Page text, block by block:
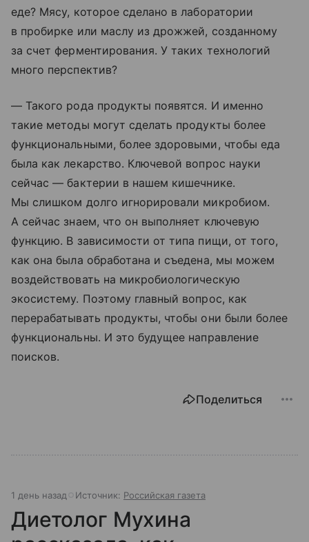
еде? Мясу, которое сделано в лаборатории
в пробирке или маслу из дрожжей, созданному
за счет ферментирования. У таких технологий
много перспектив?
— Такого рода продукты появятся. И именно
такие методы могут сделать продукты более
функциональными, более здоровыми, чтобы еда
была как лекарство. Ключевой вопрос науки
сейчас — бактерии в нашем кишечнике.
Мы слишком долго игнорировали микробиом.
А сейчас знаем, что он выполняет ключевую
функцию. В зависимости от типа пищи, от того,
как она была обработана и съедена, мы можем
воздействовать на микробиологическую
экосистему. Поэтому главный вопрос, как
перерабатывать продукты, чтобы они были более
функциональны. И это будущее направление
поисков.
Поделиться
1 день назад Источник: Российская газета
Диетолог Мухина